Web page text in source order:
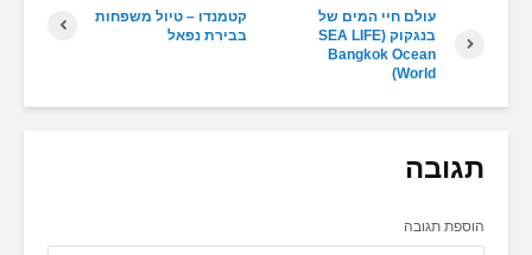
קטמנדו – טיול משפחות
בבירת נפאל
עולם חיי המים של
בנגקוק (SEA LIFE
Bangkok Ocean
World)
תגובה
הוספת תגובה